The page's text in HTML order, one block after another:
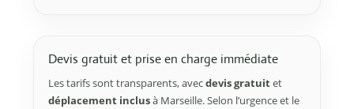
Devis gratuit et prise en charge immédiate
Les tarifs sont transparents, avecdevis gratuitet
déplacement inclusà Marseille. Selon l’urgence et le